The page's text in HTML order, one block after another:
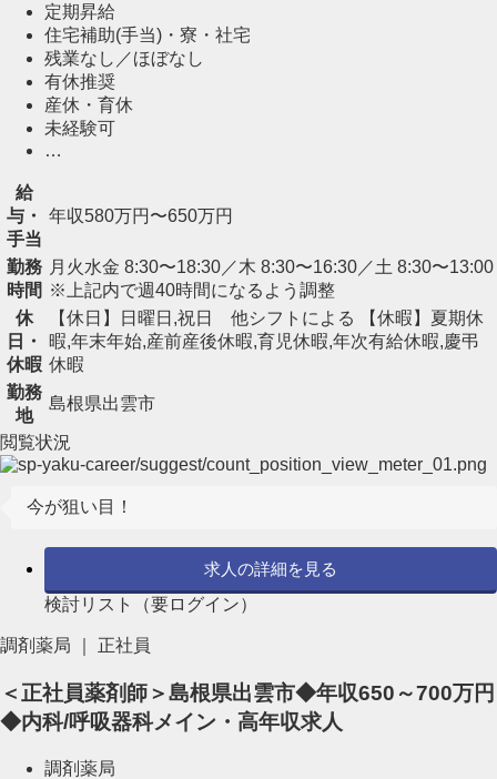
定期昇給
住宅補助(手当)・寮・社宅
残業なし／ほぼなし
有休推奨
産休・育休
未経験可
…
給
与・
手当
年収580万円〜650万円
勤務
時間
月火水金 8:30〜18:30／木 8:30〜16:30／土 8:30〜13:00
※上記内で週40時間になるよう調整
休
日・
休暇
【休日】日曜日,祝日 他シフトによる 【休暇】夏期休
暇,年末年始,産前産後休暇,育児休暇,年次有給休暇,慶弔
休暇
勤務
地
島根県出雲市
閲覧状況
今が狙い目！
求人の詳細を見る
検討リスト（要ログイン）
調剤薬局 ｜ 正社員
＜正社員薬剤師＞島根県出雲市◆年収650～700万円
◆内科/呼吸器科メイン・高年収求人
調剤薬局